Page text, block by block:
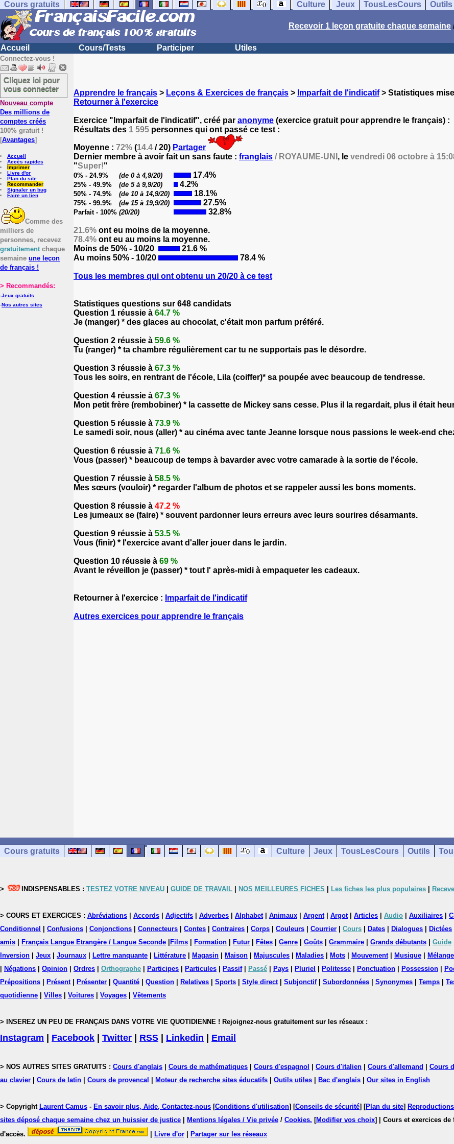
Cours gratuits Culture Jeux TousLesCours Outils
Recevoir 1 leçon gratuite chaque semaine
Accueil Cours/Tests Participer Utiles
Connectez-vous !
Cliquez ici pour
vous connecter
Nouveau compte
Des millions de
comptes créés
100% gratuit !
[Avantages]
Accueil
Accès rapides
Imprimer
Livre d'or
Plan du site
Recommander
Signaler un bug
Faire un lien
Comme des
milliers de
personnes, recevez
gratuitementchaque
semaine une leçon
de français !
> Recommandés:
-Jeux gratuits
-Nos autres sites
Apprendre le français > Leçons & Exercices de français > Imparfait de l'indicatif> Statistiques
Retourner à l'exercice
Exercice "Imparfait de l'indicatif", créé par anonyme (exercice gratuit pour apprendre le français) :
Résultats des 1 595 personnes qui ont passé ce test :
Moyenne : 72% (14.4 / 20) Partager
Dernier membre à avoir fait un sans faute : franglais / ROYAUME-UNI , le vendredi 06 octobre à
"Super!"
0% - 24.9% (de 0 à 4,9/20) 17.4%
25% - 49.9% (de 5 à 9,9/20) 4.2%
50% - 74.9% (de 10 à 14,9/20) 18.1%
75% - 99.9% (de 15 à 19,9/20) 27.5%
Parfait - 100% (20/20) 32.8%
21.6% ont eu moins de la moyenne.
78.4% ont eu au moins la moyenne.
Moins de 50% - 10/20
21.6 %
Au moins 50% - 10/20
78.4 %
Tous les membres qui ont obtenu un 20/20 à ce test
Statistiques questions sur 648 candidats
Question 1 réussie à 64.7 %
Je (manger) * des glaces au chocolat, c'était mon parfum préféré.
Question 2 réussie à 59.6 %
Tu (ranger) * ta chambre régulièrement car tu ne supportais pas le désordre.
Question 3 réussie à 67.3 %
Tous les soirs, en rentrant de l'école, Lila (coiffer)* sa poupée avec beaucoup de tendresse.
Question 4 réussie à 67.3 %
Mon petit frère (rembobiner) * la cassette de Mickey sans cesse. Plus il la regardait, plus il était
Question 5 réussie à 73.9 %
Le samedi soir, nous (aller) * au cinéma avec tante Jeanne lorsque nous passions le week-end
Question 6 réussie à 71.6 %
Vous (passer) * beaucoup de temps à bavarder avec votre camarade à la sortie de l'école.
Question 7 réussie à 58.5 %
Mes sœurs (vouloir) * regarder l'album de photos et se rappeler aussi les bons moments.
Question 8 réussie à 47.2 %
Les jumeaux se (faire) * souvent pardonner leurs erreurs avec leurs sourires désarmants.
Question 9 réussie à 53.5 %
Vous (finir) * l'exercice avant d'aller jouer dans le jardin.
Question 10 réussie à 69 %
Avant le réveillon je (passer) * tout l' après-midi à empaqueter les cadeaux.
Retourner à l'exercice : Imparfait de l'indicatif
Autres exercices pour apprendre le français
Cours gratuits Culture Jeux TousLesCours Outils
> INDISPENSABLES : TESTEZ VOTRE NIVEAU GUIDE DE TRAVAIL NOS MEILLEURES FICHES Les fiches les plus populaires
> COURS ET EXERCICES : Abréviations Accords Adjectifs Adverbes Alphabet| Animaux Argent| Argot| Articles Audio Auxiliaires
Conditionnel
Confusions Conjonctions Connecteurs Contes Contraires Corps Couleurs Courrier Cours Dates Dialogues Dictées
amis
Français Langue Etrangère / Langue Seconde Films Formation Futur Fêtes Genre Goûts Grammaire Grands débutants Guide
Inversion
Jeux Journaux Lettre manquante Littérature Magasin Maison Majuscules Maladies Mots Mouvement| Musique
Négations Opinion Ordres Orthographe Participes Particules Passif| Passé Pays Pluriel Politesse Ponctuation Possession
Prépositions
Présent| Présenter Quantité Question Relatives Sports Style direct| Subjonctif| Subordonnées Synonymes Temps
quotidienne
Villes Voitures Voyages Vêtements
> INSEREZ UN PEU DE FRANÇAIS DANS VOTRE VIE QUOTIDIENNE ! Rejoignez-nous gratuitement sur les réseaux :
Instagram Facebook Twitter RSS Linkedin Email
> NOS AUTRES SITES GRATUITS : Cours d'anglais Cours de mathématiques Cours d'espagnol Cours d'italien Cours d'allemand Cours
au clavier
Cours de latin Cours de provencal Moteur de recherche sites éducatifs Outils utiles Bac d'anglais Our sites in English
> Copyright Laurent Camus - En savoir plus, Aide, Contactez-nous [Conditions d'utilisation] [Conseils de sécurité] [Plan du site]
sites déposé chaque semaine chez un huissier de justice
Mentions légales / Vie privée / Cookies. [Modifier vos choix]
| Cours et exercices
d'accès.
Livre d'or Partager sur les réseaux